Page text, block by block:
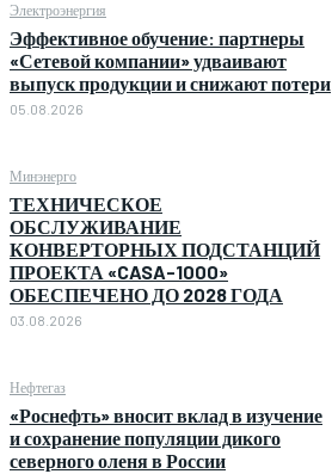
Электроэнергия
Эффективное обучение: партнеры
«Сетевой компании» удваивают
выпуск продукции и снижают потери
05.08.2026
Минэнерго
ТЕХНИЧЕСКОЕ
ОБСЛУЖИВАНИЕ
КОНВЕРТОРНЫХ ПОДСТАНЦИЙ
ПРОЕКТА «CASA-1000»
ОБЕСПЕЧЕНО ДО 2028 ГОДА
03.08.2026
Нефтегаз
«Роснефть» вносит вклад в изучение
и сохранение популяции дикого
северного оленя в России